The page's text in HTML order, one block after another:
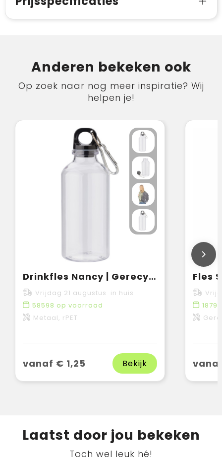
Anderen bekeken ook
Op zoek naar nog meer inspiratie? Wij
helpen je!
Drinkfles Nancy | Gerecycled | 400 ml
Vrijdag 21 augustus in huis
58598 op voorraad
Metaal, rPET
vanaf € 1,25 Bekijk
Fles
Laatst door jou bekeken
Toch wel leuk hé!